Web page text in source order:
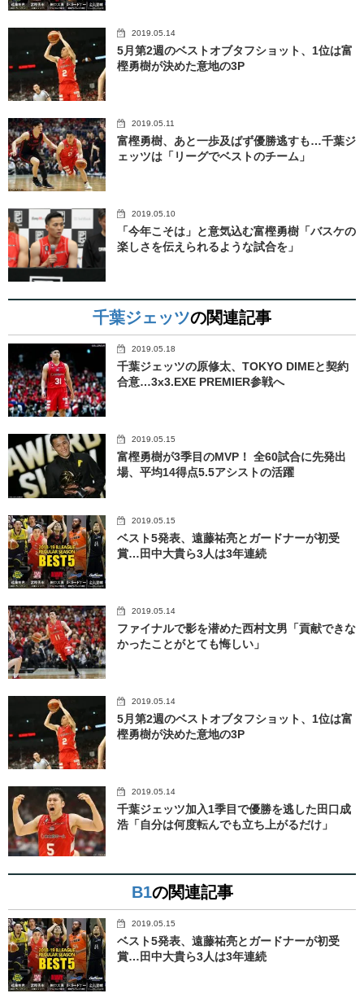
2019.05.14
5月第2週のベストオブタフショット、1位は富
樫勇樹が決めた意地の3P
2019.05.11
富樫勇樹、あと一歩及ばず優勝逃すも…千葉ジ
ェッツは「リーグでベストのチーム」
2019.05.10
「今年こそは」と意気込む富樫勇樹「バスケの
楽しさを伝えられるような試合を」
千葉ジェッツの関連記事
2019.05.18
千葉ジェッツの原修太、TOKYO DIMEと契約
合意…3x3.EXE PREMIER参戦へ
2019.05.15
富樫勇樹が3季目のMVP！ 全60試合に先発出
場、平均14得点5.5アシストの活躍
2019.05.15
ベスト5発表、遠藤祐亮とガードナーが初受
賞…田中大貴ら3人は3年連続
2019.05.14
ファイナルで影を潜めた西村文男「貢献できな
かったことがとても悔しい」
2019.05.14
5月第2週のベストオブタフショット、1位は富
樫勇樹が決めた意地の3P
2019.05.14
千葉ジェッツ加入1季目で優勝を逃した田口成
浩「自分は何度転んでも立ち上がるだけ」
B1の関連記事
2019.05.15
ベスト5発表、遠藤祐亮とガードナーが初受
賞…田中大貴ら3人は3年連続